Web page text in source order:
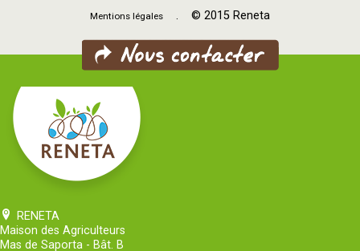
Mentions légales . © 2015 Reneta
RENETA
Maison des Agriculteurs
Mas de Saporta - Bât. B